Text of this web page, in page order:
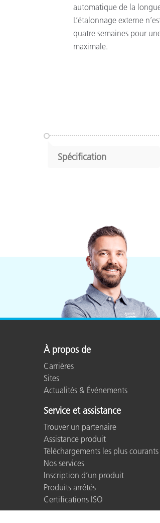
automatique de la
L’étalonnage externe
quatre semaines pour
maximale.
Spécification
À propos de
Carrières
Sites
Actualités & Événements
Service et assistance
Trouver un partenaire
Assistance produit
Téléchargements les plus courants
Nos services
Inscription d’un produit
Produits arrêtés
Certifications ISO